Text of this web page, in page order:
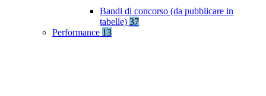
Bandi di concorso (da pubblicare in
tabelle) 37
Performance 13